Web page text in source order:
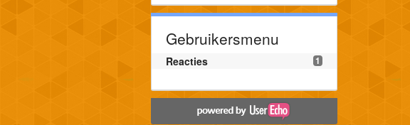
Gebruikersmenu
1
Reacties